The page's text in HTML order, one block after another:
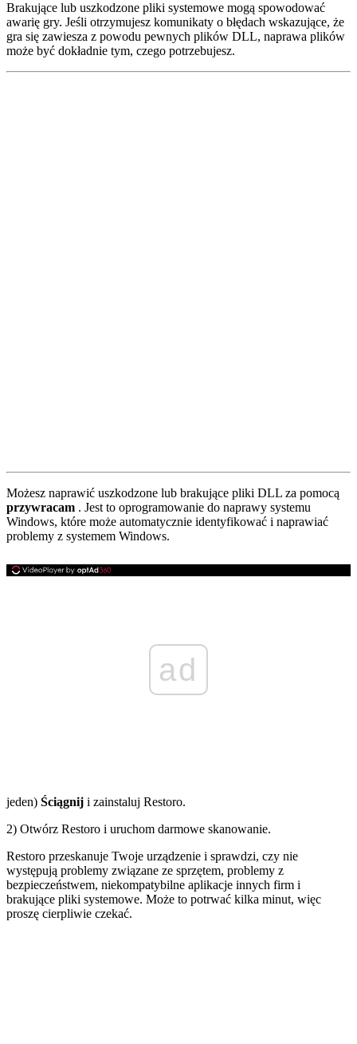
Brakujące lub uszkodzone pliki systemowe mogą spowodować
awarię gry. Jeśli otrzymujesz komunikaty o błędach wskazujące, że
gra się zawiesza z powodu pewnych plików DLL, naprawa plików
może być dokładnie tym, czego potrzebujesz.
Możesz naprawić uszkodzone lub brakujące pliki DLL za pomocą
przywracam . Jest to oprogramowanie do naprawy systemu
Windows, które może automatycznie identyfikować i naprawiać
problemy z systemem Windows.
ad
jeden) Ściągnij i zainstaluj Restoro.
2) Otwórz Restoro i uruchom darmowe skanowanie.
Restoro przeskanuje Twoje urządzenie i sprawdzi, czy nie
występują problemy związane ze sprzętem, problemy z
bezpieczeństwem, niekompatybilne aplikacje innych firm i
brakujące pliki systemowe. Może to potrwać kilka minut, więc
proszę cierpliwie czekać.